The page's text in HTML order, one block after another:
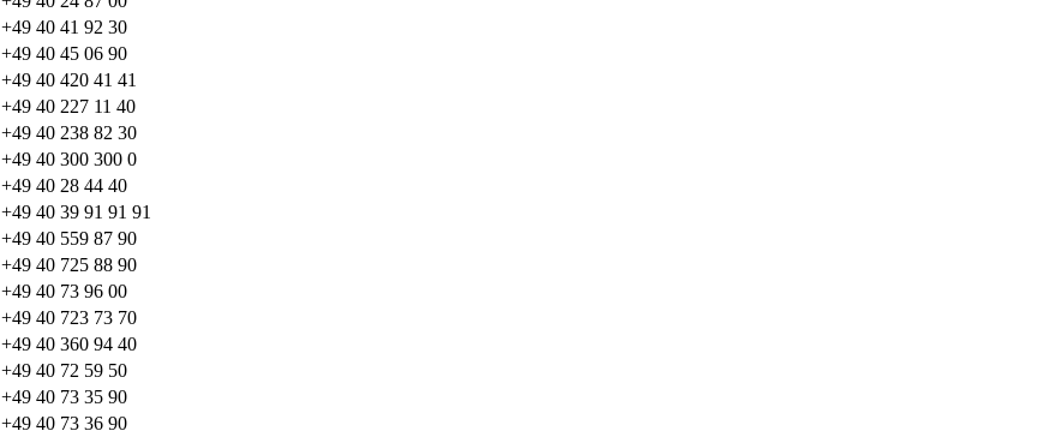
+49 40 41 92 30
+49 40 45 06 90
+49 40 420 41 41
+49 40 227 11 40
+49 40 238 82 30
+49 40 300 300 0
+49 40 28 44 40
+49 40 39 91 91 91
+49 40 559 87 90
+49 40 725 88 90
+49 40 73 96 00
+49 40 723 73 70
+49 40 360 94 40
+49 40 72 59 50
+49 40 73 35 90
+49 40 73 36 90